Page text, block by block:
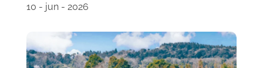
10 - jun - 2026